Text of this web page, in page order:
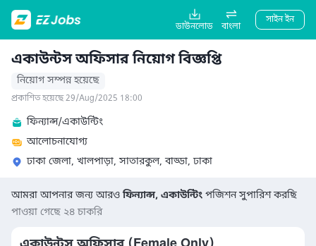
ডাউনলোড বাংলা
সাইন ইন
একাউন্টস অফিসার নিয়োগ বিজ্ঞপ্তি
নিয়োগ সম্পন্ন হয়েছে
প্রকাশিত হয়েছে 29/Aug/2025 18:00
ফিন্যান্স/একাউন্টিং
আলোচনাযোগ্য
ঢাকা জেলা, খালপাড়া, সাতারকুল, বাড্ডা, ঢাকা
আমরা আপনার জন্য আরওফিন্যান্স, একাউন্টিং পজিশন সুপারিশ করছি
পাওয়া গেছে ২৪ চাকরি